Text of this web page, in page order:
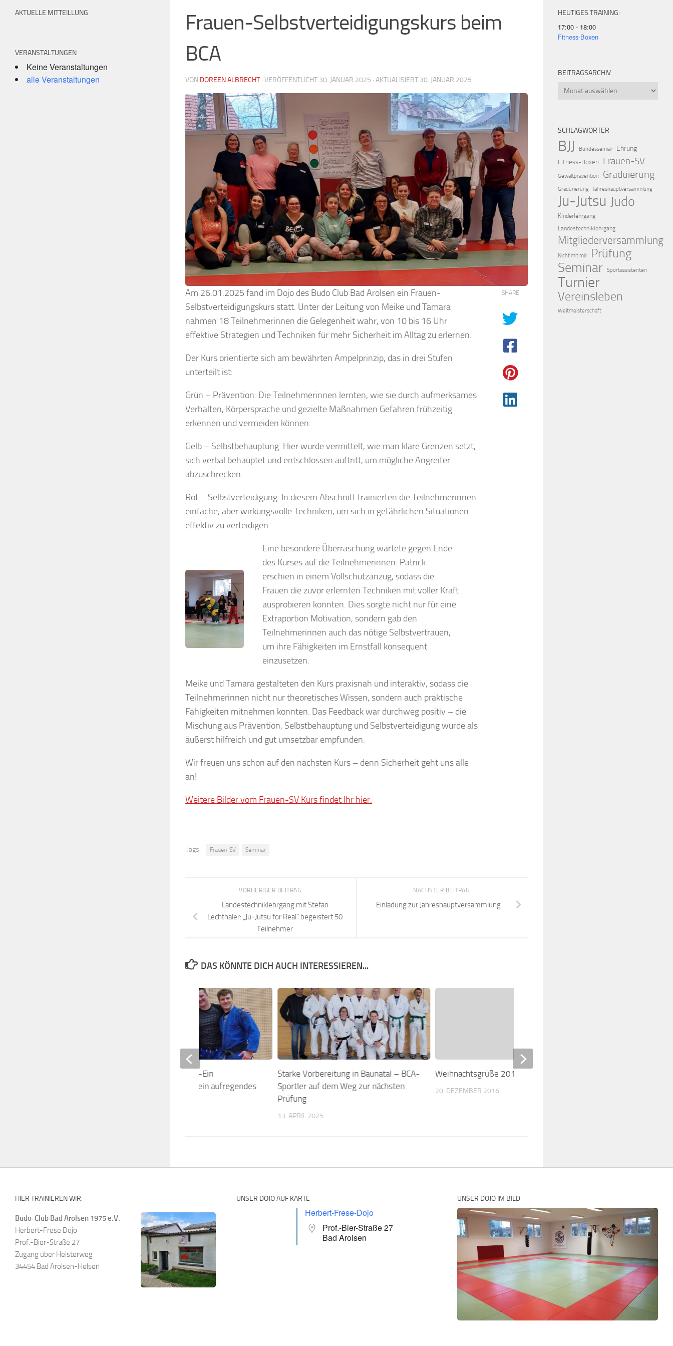
Frauen-Selbstverteidigungskurs beim
BCA
VON DOREEN ALBRECHT · VERÖFFENTLICHT 30. JANUAR 2025 · AKTUALISIERT 30. JANUAR 2025
Am 26.01.2025 fand im Dojo des Budo Club Bad Arolsen ein Frauen-
Selbstverteidigungskurs statt. Unter der Leitung von Meike und Tamara
nahmen 18 Teilnehmerinnen die Gelegenheit wahr, von 10 bis 16 Uhr
effektive Strategien und Techniken für mehr Sicherheit im Alltag zu erlernen.
Der Kurs orientierte sich am bewährten Ampelprinzip, das in drei Stufen
unterteilt ist:
Grün – Prävention: Die Teilnehmerinnen lernten, wie sie durch aufmerksames
Verhalten, Körpersprache und gezielte Maßnahmen Gefahren frühzeitig
erkennen und vermeiden können.
Gelb – Selbstbehauptung: Hier wurde vermittelt, wie man klare Grenzen setzt,
sich verbal behauptet und entschlossen auftritt, um mögliche Angreifer
abzuschrecken.
Rot – Selbstverteidigung: In diesem Abschnitt trainierten die Teilnehmerinnen
einfache, aber wirkungsvolle Techniken, um sich in gefährlichen Situationen
effektiv zu verteidigen.
Eine besondere Überraschung wartete gegen Ende
des Kurses auf die Teilnehmerinnen: Patrick
erschien in einem Vollschutzanzug, sodass die
Frauen die zuvor erlernten Techniken mit voller Kraft
ausprobieren konnten. Dies sorgte nicht nur für eine
Extraportion Motivation, sondern gab den
Teilnehmerinnen auch das nötige Selbstvertrauen,
um ihre Fähigkeiten im Ernstfall konsequent
einzusetzen.
Meike und Tamara gestalteten den Kurs praxisnah und interaktiv, sodass die
Teilnehmerinnen nicht nur theoretisches Wissen, sondern auch praktische
Fähigkeiten mitnehmen konnten. Das Feedback war durchweg positiv – die
Mischung aus Prävention, Selbstbehauptung und Selbstverteidigung wurde als
äußerst hilfreich und gut umsetzbar empfunden.
Wir freuen uns schon auf den nächsten Kurs – denn Sicherheit geht uns alle
an!
Weitere Bilder vom Frauen-SV Kurs findet Ihr hier.
SHARE
Tags: Frauen-SV Seminar
NÄCHSTER BEITRAG
Einladung zur Jahreshauptversammlung
VORHERIGER BEITRAG
Landestechniklehrgang mit Stefan
Lechthaler: „Ju-Jutsu for Real“ begeistert 50
Teilnehmer
DAS KÖNNTE DICH AUCH INTERESSIEREN...
Starke Vorbereitung in Baunatal – BCA-
Sportler auf dem Weg zur nächsten
Prüfung
13. APRIL 2025
Weihnachtsgrüße 2016
20. DEZEMBER 2016
Hessenseminar 2023-Ein
rhythmischer Start in ein aufregendes
AKTUELLE MITTEILLUNG
VERANSTALTUNGEN
Keine Veranstaltungen
alle Veranstaltungen
HEUTIGES TRAINING:
17:00 - 18:00
Fitness-Boxen
BEITRAGSARCHIV
Beitragsarchiv
SCHLAGWÖRTER
BJJ Bundessemiar Ehrung
Fitness-Boxen Frauen-SV
Gewaltprävention Graduierung
Gradurierung Jahreshauptversammlung
Ju-Jutsu Judo
Kinderlehrgang
Landestechniklehrgang
Mitgliederversammlung
Nicht mit mir Prüfung
Seminar Sportassistenten
Turnier
Vereinsleben
Weltmeisterschaft
HIER TRAINIEREN WIR:
Budo-Club Bad Arolsen 1975 e.V.
Herbert-Frese Dojo
Prof.-Bier-Straße 27
Zugang über Heisterweg
34454 Bad Arolsen-Helsen
UNSER DOJO AUF KARTE
Herbert-Frese-Dojo
Prof.-Bier-Straße 27
Bad Arolsen
UNSER DOJO IM BILD